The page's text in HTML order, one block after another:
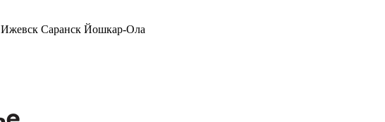
Ижевск Саранск Йошкар-Ола